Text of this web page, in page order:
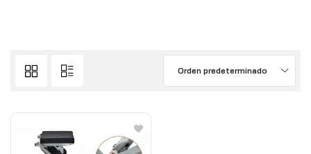
Orden predeterminado